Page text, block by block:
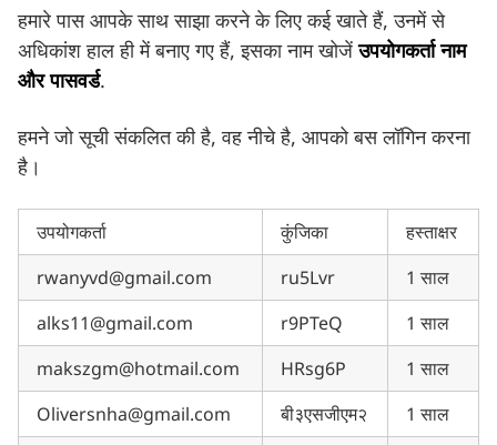
हमारे पास आपके साथ साझा करने के लिए कई खाते हैं, उनमें से
अधिकांश हाल ही में बनाए गए हैं, इसका नाम खोजेंउपयोगकर्ता नाम
और पासवर्ड.
हमने जो सूची संकलित की है, वह नीचे है, आपको बस लॉगिन करना
है।
उपयोगकर्ता कुंजिका
हस्ताक्षर
rwanyvd@gmail.com
ru5Lvr
1 साल
alks11@gmail.com
r9PTeQ
1 साल
makszgm@hotmail.com
HRsg6P
1 साल
Oliversnha@gmail.com
बी३एसजीएम२
1 साल